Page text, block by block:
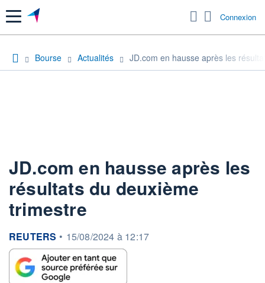
Menu Connexion
Bourse Actualités JD.com en hausse après les
JD.com en hausse après les
résultats du deuxième
trimestre
information fournie par
REUTERS • 15/08/2024 à 12:17